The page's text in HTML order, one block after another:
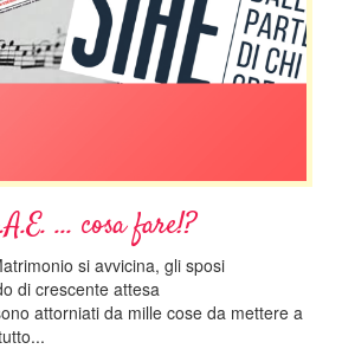
... cosa fare!?
si avvicina, gli sposi
di crescente attesa
attorniati da mille cose da mettere a